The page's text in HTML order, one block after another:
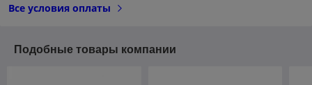
Все условия оплаты
Подобные товары компании